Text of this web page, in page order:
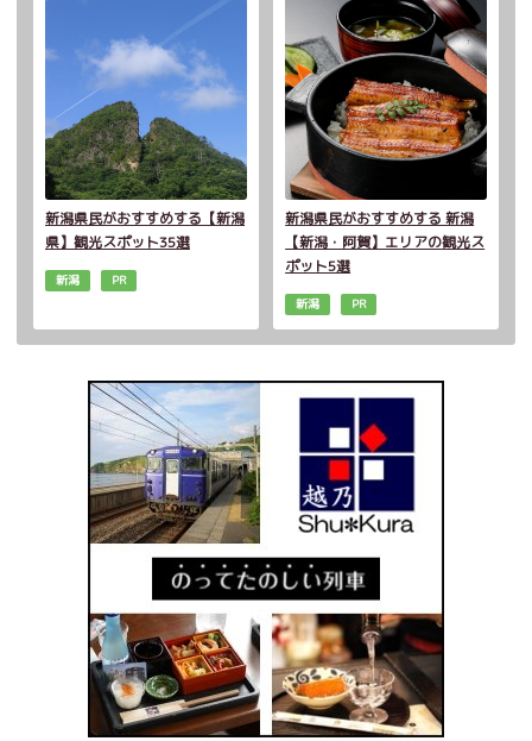
新潟県民がおすすめする【新潟
県】観光スポット35選
新潟 PR
新潟県民がおすすめする 新潟
【新潟・阿賀】エリアの観光ス
ポット5選
新潟 PR